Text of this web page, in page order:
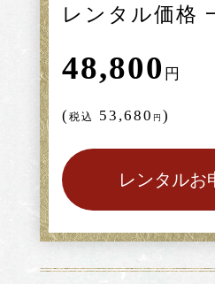
レンタル価格
48,800 円
( 税込 53,680 円 )
レンタルお